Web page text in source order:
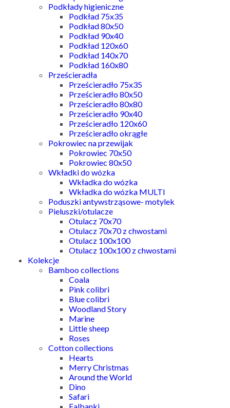
Podkłady higieniczne
Podkład 75x35
Podkład 80x50
Podkład 90x40
Podkład 120x60
Podkład 140x70
Podkład 160x80
Prześcieradła
Prześcieradło 75x35
Prześcieradło 80x50
Prześcieradło 80x80
Prześcieradło 90x40
Prześcieradło 120x60
Prześcieradło okrągłe
Pokrowiec na przewijak
Pokrowiec 70x50
Pokrowiec 80x50
Wkładki do wózka
Wkładka do wózka
Wkładka do wózka MULTI
Poduszki antywstrząsowe- motylek
Pieluszki/otulacze
Otulacz 70x70
Otulacz 70x70 z chwostami
Otulacz 100x100
Otulacz 100x100 z chwostami
Kolekcje
Bamboo collections
Coala
Pink colibri
Blue colibri
Woodland Story
Marine
Little sheep
Roses
Cotton collections
Hearts
Merry Christmas
Around the World
Dino
Safari